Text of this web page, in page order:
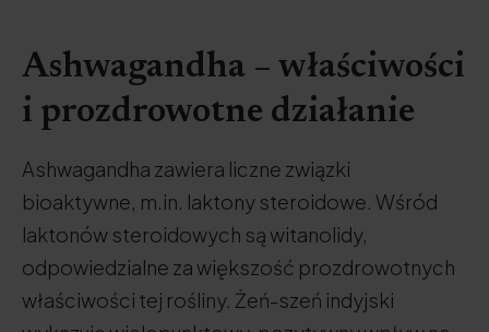
Ashwagandha – właściwości
i prozdrowotne działanie
Ashwagandha zawiera liczne związki
bioaktywne, m.in. laktony steroidowe. Wśród
laktonów steroidowych są witanolidy,
odpowiedzialne za większość prozdrowotnych
właściwości tej rośliny. Żeń-szeń indyjski